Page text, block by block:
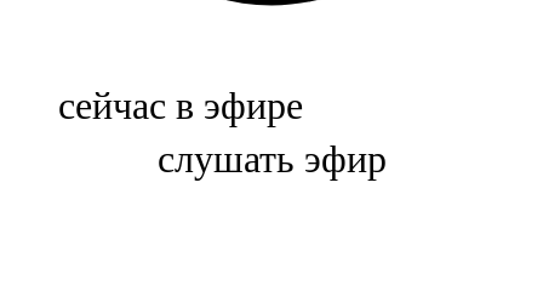
Болгар
сейчас в эфире
слушать эфир